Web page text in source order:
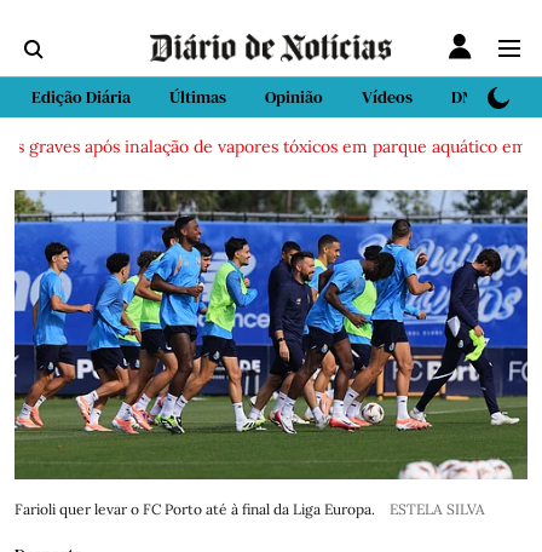
Edição Diária Últimas Opinião Vídeos DN Sport
após inalação de vapores tóxicos em parque aquático em
Farioli quer levar o FC Porto até à final da Liga Europa. ESTELA SILVA